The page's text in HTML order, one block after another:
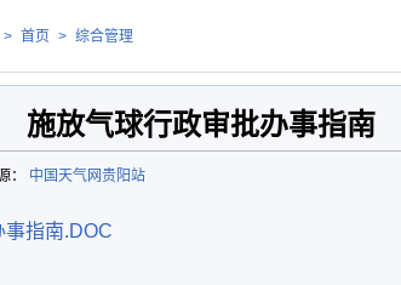
> 首页 > 综合管理
施放气球行政审批办事指南
： 中国天气网贵阳站
指南.DOC